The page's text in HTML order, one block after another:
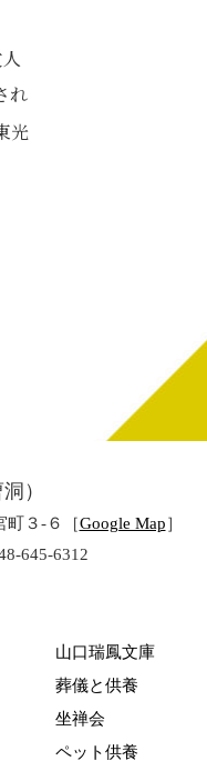
れ
光
）
３-６ ［Google Map］
645-6312
山口瑞鳳文庫
葬儀と供養
坐禅会
ペット供養